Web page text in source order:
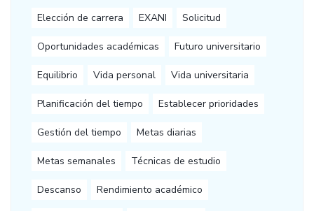
Elección de carrera EXANI Solicitud
Oportunidades académicas Futuro universitario
Equilibrio Vida personal Vida universitaria
Planificación del tiempo Establecer prioridades
Gestión del tiempo Metas diarias
Metas semanales Técnicas de estudio
Descanso Rendimiento académico